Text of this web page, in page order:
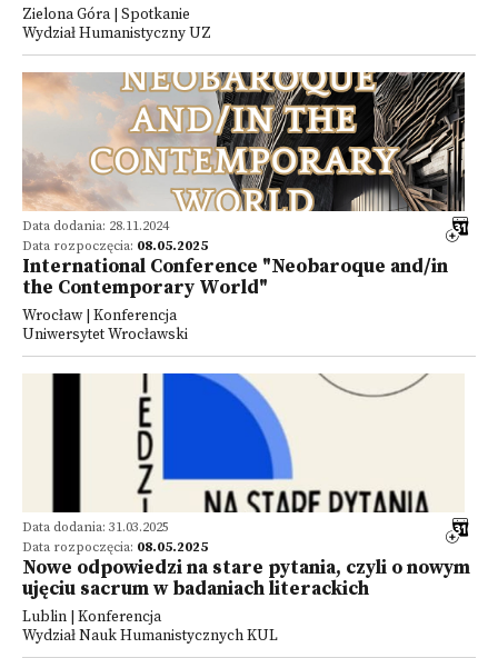
Zielona Góra | Spotkanie
Wydział Humanistyczny UZ
Data dodania: 28.11.2024
Data rozpoczęcia: 08.05.2025
International Conference "Neobaroque and/in
the Contemporary World"
Wrocław | Konferencja
Uniwersytet Wrocławski
Data dodania: 31.03.2025
Data rozpoczęcia: 08.05.2025
Nowe odpowiedzi na stare pytania, czyli o nowym
ujęciu sacrum w badaniach literackich
Lublin | Konferencja
Wydział Nauk Humanistycznych KUL